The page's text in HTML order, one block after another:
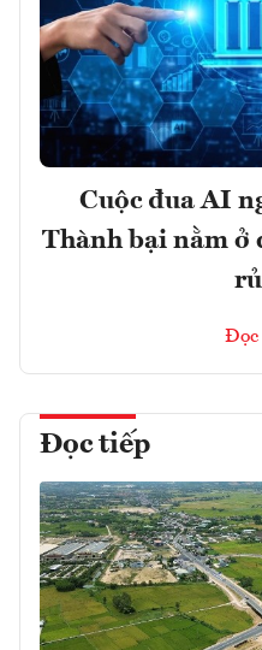
Cuộc đua AI
Thành bại nằm ở
Đọc
Đọc tiếp